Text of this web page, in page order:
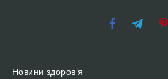
Новини здоров’я